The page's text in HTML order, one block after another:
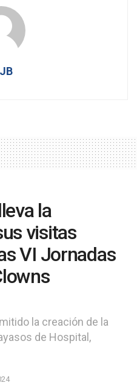
la
visitas
VI Jornadas
la creación de la
de Hospital,